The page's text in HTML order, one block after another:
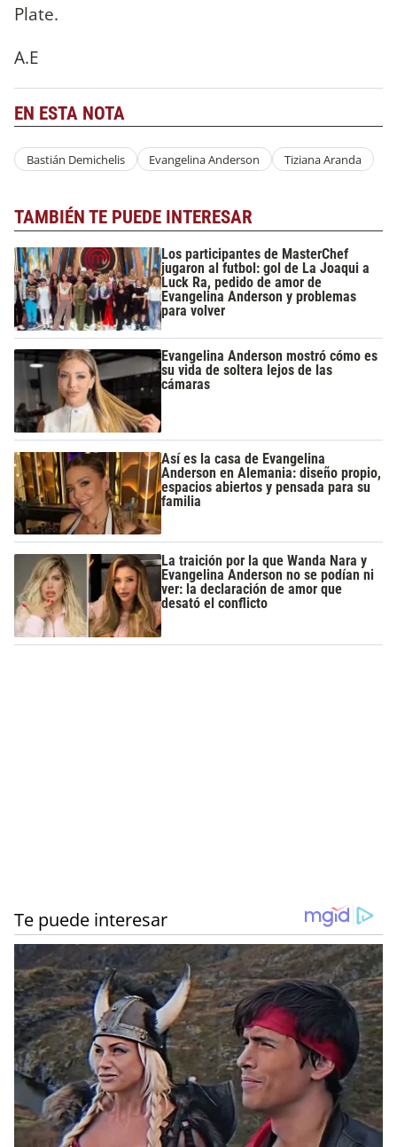
Plate.
A.E
EN ESTA NOTA
Bastián Demichelis Evangelina Anderson Tiziana Aranda
TAMBIÉN TE PUEDE INTERESAR
Los participantes de MasterChef
jugaron al futbol: gol de La Joaqui a
Luck Ra, pedido de amor de
Evangelina Anderson y problemas
para volver
Evangelina Anderson mostró cómo es
su vida de soltera lejos de las
cámaras
Así es la casa de Evangelina
Anderson en Alemania: diseño propio,
espacios abiertos y pensada para su
familia
La traición por la que Wanda Nara y
Evangelina Anderson no se podían ni
ver: la declaración de amor que
desató el conflicto